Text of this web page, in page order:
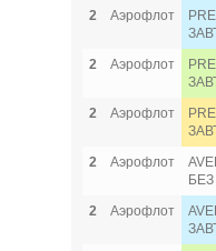
2
Аэрофлот
2
Аэрофлот
2
Аэрофлот
2
Аэрофлот
2
Аэрофлот